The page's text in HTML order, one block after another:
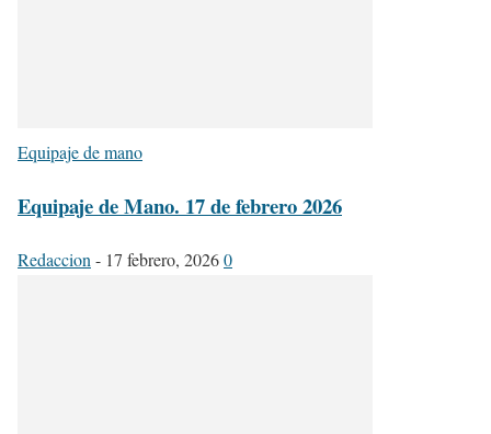
Equipaje de mano
Equipaje de Mano. 17 de febrero 2026
Redaccion - 17 febrero, 20260